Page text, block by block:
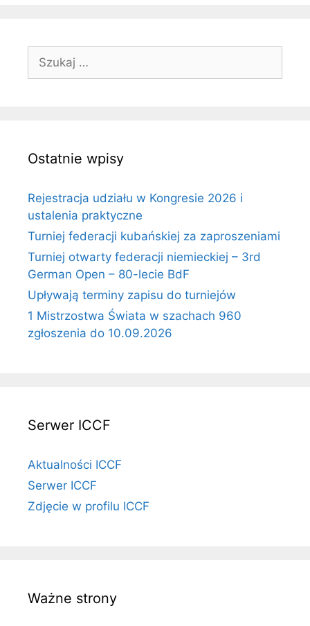
Szukaj:
Ostatnie wpisy
Rejestracja udziału w Kongresie 2026 i
ustalenia praktyczne
Turniej federacji kubańskiej za zaproszeniami
Turniej otwarty federacji niemieckiej – 3rd
German Open – 80-lecie BdF
Upływają terminy zapisu do turniejów
1 Mistrzostwa Świata w szachach 960
zgłoszenia do 10.09.2026
Serwer ICCF
Aktualności ICCF
Serwer ICCF
Zdjęcie w profilu ICCF
Ważne strony